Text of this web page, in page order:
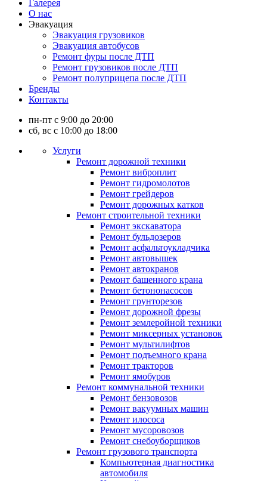
Галерея
О нас
Эвакуация
Эвакуация грузовиков
Эвакуация автобусов
Ремонт фуры после ДТП
Ремонт грузовиков после ДТП
Ремонт полуприцепа после ДТП
Бренды
Контакты
пн-пт с 9:00 до 20:00
сб, вс с 10:00 до 18:00
Услуги
Ремонт дорожной техники
Ремонт виброплит
Ремонт гидромолотов
Ремонт грейдеров
Ремонт дорожных катков
Ремонт строительной техники
Ремонт экскаватора
Ремонт бульдозеров
Ремонт асфальтоукладчика
Ремонт автовышек
Ремонт автокранов
Ремонт башенного крана
Ремонт бетононасосов
Ремонт грунторезов
Ремонт дорожной фрезы
Ремонт землеройной техники
Ремонт миксерных установок
Ремонт мультилифтов
Ремонт подъемного крана
Ремонт тракторов
Ремонт ямобуров
Ремонт коммунальной техники
Ремонт бензовозов
Ремонт вакуумных машин
Ремонт илососа
Ремонт мусоровозов
Ремонт снебоуборщиков
Ремонт грузового транспорта
Компьютерная диагностика
автомобиля